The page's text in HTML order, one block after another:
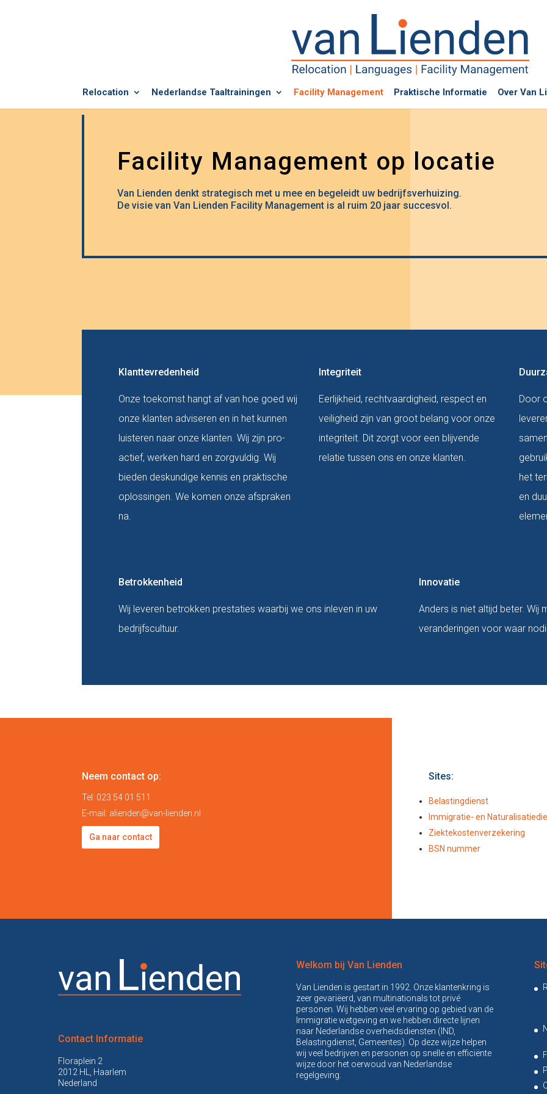
Relocation Nederlandse Taaltrainingen Facility Management Praktische Informatie Over Van
Facility Management op locatie
Van Lienden denkt strategisch met u mee en begeleidt uw bedrijfsverhuizing.
De visie van Van Lienden Facility Management is al ruim 20 jaar succesvol.
Klanttevredenheid
Onze toekomst hangt af van hoe goed wij
onze klanten adviseren en in het kunnen
luisteren naar onze klanten. Wij zijn pro-
actief, werken hard en zorgvuldig. Wij
bieden deskundige kennis en praktische
oplossingen. We komen onze afspraken
na.
Integriteit
Eerlijkheid, rechtvaardigheid, respect en
veiligheid zijn van groot belang voor onze
integriteit. Dit zorgt voor een blijvende
relatie tussen ons en onze klanten.
Door
het
en
Betrokkenheid
Wij leveren betrokken prestaties waarbij we ons inleven in uw
bedrijfscultuur.
Innovatie
Anders is niet altijd beter. Wij
veranderingen voor waar
Neem contact op:
Tel: 023 54 01 511
E-mail: alienden@van-lienden.nl
Ga naar contact
Sites:
Belastingdienst
Immigratie- en
Ziektekostenverzekering
BSN nummer
Contact Informatie
Floraplein 2
2012 HL, Haarlem
Nederland
Welkom bij Van Lienden
Van Lienden is gestart in 1992. Onze klantenkring is
zeer gevariëerd, van multinationals tot privé
personen. Wij hebben veel ervaring op gebied van de
Immigratie wetgeving en we hebben directe lijnen
naar Nederlandse overheidsdiensten (IND,
Belastingdienst, Gemeentes). Op deze wijze helpen
wij veel bedrijven en personen op snelle en efficiënte
wijze door het oerwoud van Nederlandse
regelgeving.